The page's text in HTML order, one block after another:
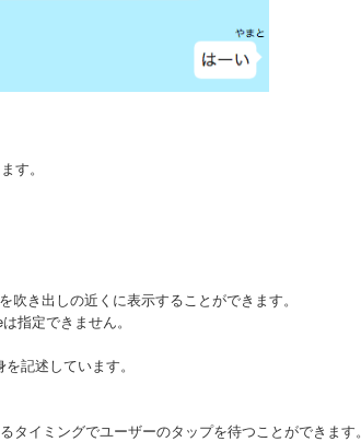
す。
吹き出しの近くに表示することができます。
指定できません。
記述しています。
イミングでユーザーのタップを待つことができます。